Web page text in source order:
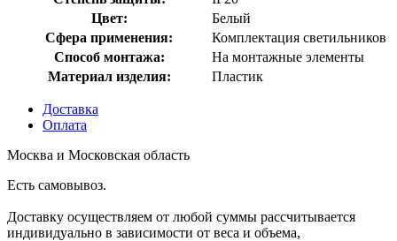
Цвет:
Белый
Сфера применения:
Комплектация светильников
Способ монтажа:
На монтажные элементы
Материал изделия:
Пластик
Доставка
Оплата
Москва и Московская область
Есть самовывоз.
Доставку осуществляем от любой суммы рассчитывается
индивидуально в зависимости от веса и объема,